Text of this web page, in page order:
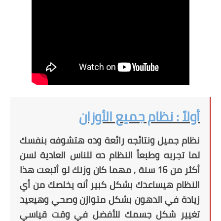
أولاً : نظام جميع الأوزان
نظام جميل ونتائجه رائعة وده هتشوفه بنفسك
لما تجربه وطبعاً النظام ده للناس العادية لسن
أكثر من 16 سنة , مهما كان وزنك لو أتبعت هذا
النظام هيساعدك بشكل كبير أنه يخلصك من أي
زيادة في الدهون بشكل متوازن وصحي وهيعيد
تغيير شكل جسمك للأفضل في وقت قياسي